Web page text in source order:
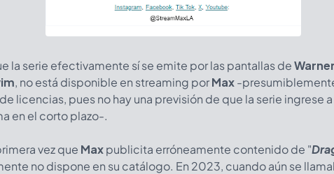
la serie efectivamente sí se emite por las pantallas de
, no está disponible en streaming porMax-
licencias, pues no hay una previsión de que la serie ingrese a
en el corto plazo-.
vez que Maxpublicita erróneamente contenido de "
no dispone en su catálogo. En 2023, cuando aún se